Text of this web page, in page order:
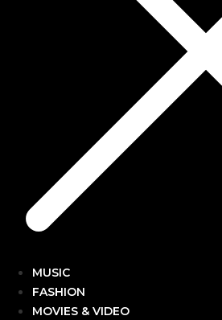
MUSIC
FASHION
MOVIES & VIDEO